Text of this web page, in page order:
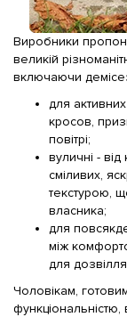
Виробники
великій
включаючи
для
кросов,
повітрі;
вуличні -
сміливих,
текстурою,
власника;
для
між
для
Чоловікам,